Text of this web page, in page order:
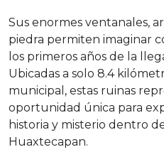
Sus enormes ventanales,
piedra permiten imaginar
los primeros años de la
Ubicadas a solo 8.4
municipal, estas ruinas
oportunidad única para
historia y misterio dentro
Huaxtecapan.